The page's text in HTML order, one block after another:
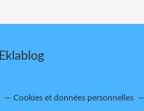
Eklablog
Cookies et données personnelles